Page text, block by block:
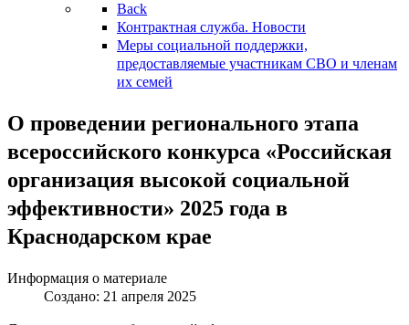
Back
Контрактная служба. Новости
Меры социальной поддержки,
предоставляемые участникам СВО и членам
их семей
О проведении регионального этапа
всероссийского конкурса «Российская
организация высокой социальной
эффективности» 2025 года в
Краснодарском крае
Информация о материале
Создано: 21 апреля 2025